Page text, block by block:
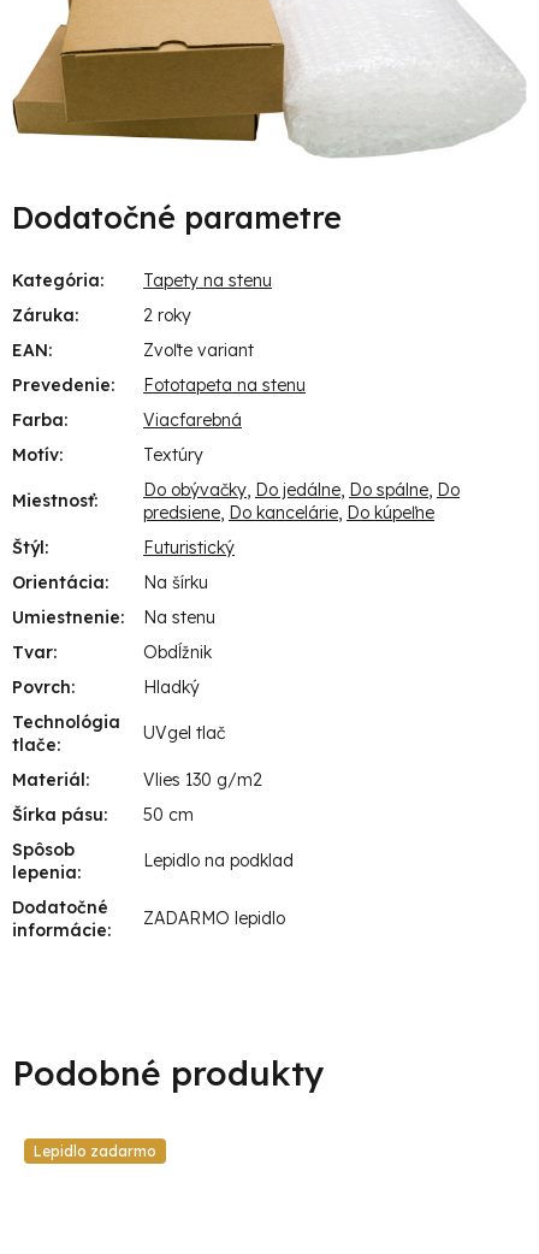
Dodatočné parametre
Kategória:
Tapety na stenu
Záruka:
2 roky
EAN:
Zvoľte variant
Prevedenie:
Fototapeta na stenu
Farba:
Viacfarebná
Motív: Textúry
Miestnosť: Do obývačky, Do jedálne, Do spálne, Do
predsiene, Do kancelárie, Do kúpeľne
Štýl:
Futuristický
Orientácia:
Na šírku
Umiestnenie:
Na stenu
Tvar:
Obdĺžnik
Povrch:
Hladký
Technológia
tlače:
UVgel tlač
Materiál:
Vlies 130 g/m2
Šírka pásu:
50 cm
Spôsob
lepenia:
Lepidlo na podklad
Dodatočné
informácie:
ZADARMO lepidlo
Lepidlo zadarmo